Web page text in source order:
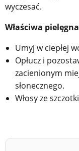
wyczesać.
Właściwa
Umyj w ciepłej
Opłucz i
zacienionym
słonecznego.
Włosy ze